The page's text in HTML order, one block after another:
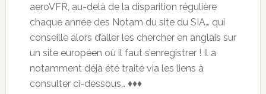
aeroVFR, au-delà de la disparition régulière
chaque année des Notam du site du SIA… qui
conseille alors d’aller les chercher en anglais sur
un site européen où il faut s’enregistrer ! Il a
notamment déjà été traité via les liens à
consulter ci-dessous… ♦♦♦